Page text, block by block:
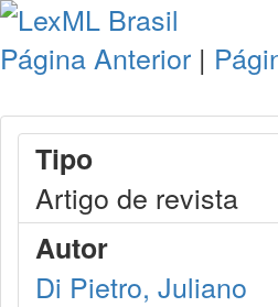
Página Anterior |
Tipo
Artigo de revista
Autor
Di Pietro, Juliano